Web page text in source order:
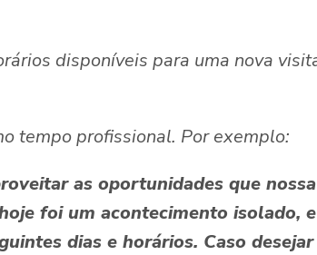
disponíveis para uma nova
tempo profissional. Por exemplo:
as oportunidades que nossa
foi um acontecimento isolado,
dias e horários. Caso